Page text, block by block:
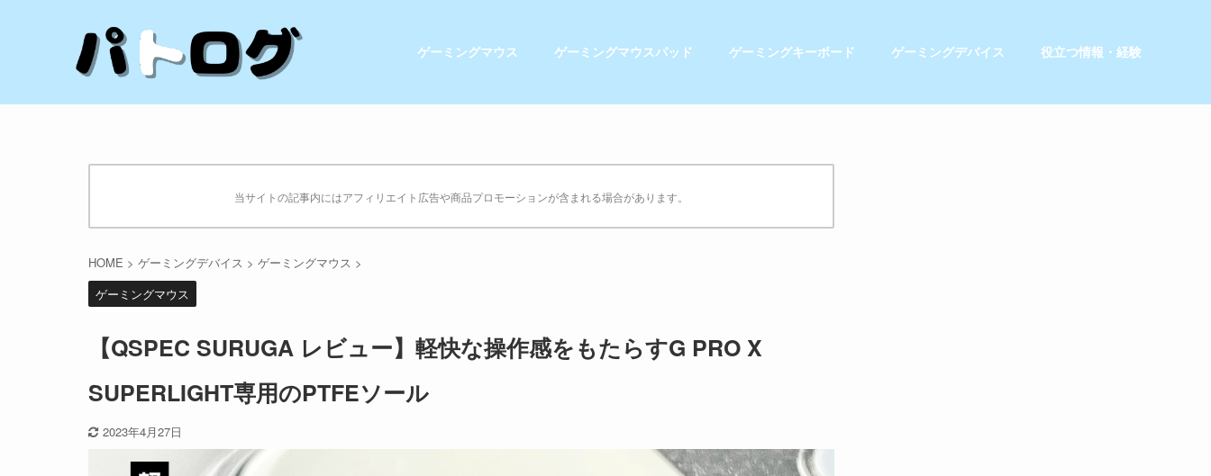
ゲーミングマウス ゲーミングマウスパッド ゲーミングキーボード ゲーミングデバイス 役立つ情報・経験
当サイトの記事内にはアフィリエイト広告や商品プロモーションが含まれる場合があります。
HOME > ゲーミングデバイス > ゲーミングマウス >
ゲーミングマウス
【QSPEC SURUGA レビュー】軽快な操作感をもたらすG PRO X
SUPERLIGHT専用のPTFEソール
2023年4月27日